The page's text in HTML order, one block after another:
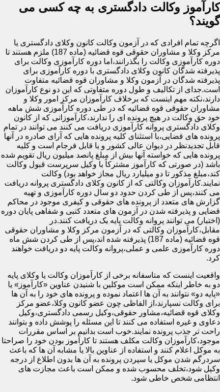
کارآموز وکالت دادگستری به چه کسی می
گویند؟
اگرچه تمام افرادی که در آزمون وکالت کانون وکلای دادگستری یا
مرکز وکلا و مشاوران حقوقی قوه قضائیه (ماده 187) ملزم هستند تا
دوره کارآموزی وکالت را بگذرانند،اما دوره کارآموزی وکالت برای
پذیرفته شدگان کانون وکلای دادگستری با دوره کارآموزی برای
پذیرفته شدگان در آزمون وکلا و مشاوران قوه قضائیه متفاوت
است.جدای از تکالیف و طول دوره متفاوتی که این دو نوع کارآموزان
دارند،نکته مهم اینست که برخلاف کارآموزان مرکز امور وکلا و
مشاوران حقوقی قوه قضائیه که در طی دوره کارآموزی شش ماهه
خود حق وکالت در هیچ پرونده ای را ندارند،کارآموزانی که از کانون
وکلای دادگستری پروانه کارآموزی دریافت می کنند می توانند در تمام
پرونده های قضایی،با استثنای کلیه پرونده هایی که آرای صادره در آنها
قابل تجدیدنظر در دیوان عالی کشور و یا قابل فرجام است و کلیه
پرونده هایی که خواسته آنها بیش از مبلغ پانصد میلیون ریال تقویم شده
باشد (در صورتی که کارآموز مشترکاً با وکیل سرپرست قبول وکالت
کند،مبلغ مذکور تا دو میلیارد ریال مجاز خواهد بود) وکالت
نمایند.کارآموزان وکالتی که از کانون وکلای دادگستری پروانه دریافت
می کنند،پس از طی کردن حدود دو سال دوره کارآموزی و تهیه
گزارش های متعدد از پرونده های حقوقی و کیفری موجود در محاکم
قضایی و پذیرفته شدن در آزمون های متعدد کتبی و شفاهی پایان دوره
(اختبار) می توانند پروانه وکالت پایه یک دریافت کنند.در
مقابل،کارآموزان وکالتی که در آزمون مرکز وکلا و مشاوران حقوقی
قوه قضائیه (ماده 187) پذیرفته شده اند،پس از طی کردن شش ماه
دوره کارآموزی علمی و عملی،پروانه وکالت پایه دو دریافت خواهند
کرد.
واقعیت اینست که متاسفانه برخی از کارآموزان وکالت یا وکلای پایه
دو به خاطر اینکه ممکن است موکلین با شنیدن عناوین «کارآموز» یا
«پایه دو» نتوانند به آن ها اعتماد نموده و پرونده های خود را به آن ها
برای وکالت نسپارند،از الفاظی چون عضو کانون وکلا،عضو مرکز
وکلای قوه قضائیه،مشاور حقوقی،وکیل رسمی دادگستری،وکیل
دعاوی و غیره استفاده می کنند تا این مسئله را پوشش داده و بتوانند
راحت تر جذب پرونده نمایند.خوب است بدانیم بر اساس مقررات
موجود،کارآموزان وکالت مکلف هستند تا کارآموز بودن خود را صراحتا
به موکل اعلام کنند و استفاده از عناوین بالا یا مشابه آن ها که باعث
سردرگم شدن موکل یا سپردن پرونده به آن ها بدون اطلاع از درجه
وکیل شود،تخلف محسوب شده و ممکن است باعث مجازت های
انتظامی شخص خاطی شود.